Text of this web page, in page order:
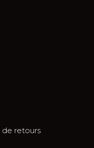
retours